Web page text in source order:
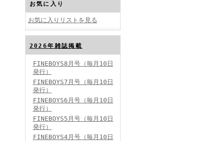
FINEBOYS2024年10月号
FINEBOYS2024年9月号
お気に入り
お気に入りリストを見る
2026年雑誌掲載
FINEBOYS8月号（毎月10日
発行）
FINEBOYS7月号（毎月10日
発行）
FINEBOYS6月号（毎月10日
発行）
FINEBOYS5月号（毎月10日
発行）
FINEBOYS4月号（毎月10日